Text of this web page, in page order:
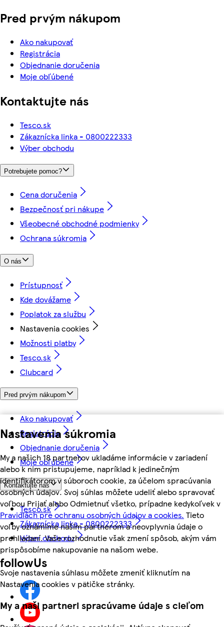
Nastavenia súkromia
My a našich 18 partnerov ukladáme informácie v zariadení
alebo k nim pristupujeme, napríklad k jedinečným
identifikátorom v súboroch cookie, za účelom spracúvania
osobných údajov. Svoj súhlas môžete udeliť alebo spravovať
voľbou Prijať alebo Odmietnuť všetko, prípadne kedykoľvek v
Pravidlách pre ochranu osobných údajov a cookies. Tieto
voľby oznámime našim partnerom a neovplyvnia údaje o
prehliadaní. Vaše rozhodnutie však zmení spôsob, akým vám
prispôsobíme nakupovanie na našom webe.
Svoje nastavenia súhlasu môžete zmeniť kliknutím na
Nastavenia cookies v pätičke stránky.
My a naši partneri spracúvame údaje s cieľom
Pred prvým nákupom
Ako nakupovať
Registrácia
Objednanie doručenia
Moje obľúbené
Kontaktujte nás
Tesco.sk
Zákaznícka linka - 0800222333
Výber obchodu
Potrebujete pomoc?
Cena doručenia
Bezpečnosť pri nákupe
Všeobecné obchodné podmienky
Ochrana súkromia
O nás
Prístupnosť
Kde dovážame
Poplatok za službu
Nastavenia cookies
Možnosti platby
Tesco.sk
Clubcard
Pred prvým nákupom
Ako nakupovať
Registrácia
Objednanie doručenia
Moje obľúbené
Kontaktujte nás
Tesco.sk
Zákaznícka linka - 0800222333
Výber obchodu
followUs